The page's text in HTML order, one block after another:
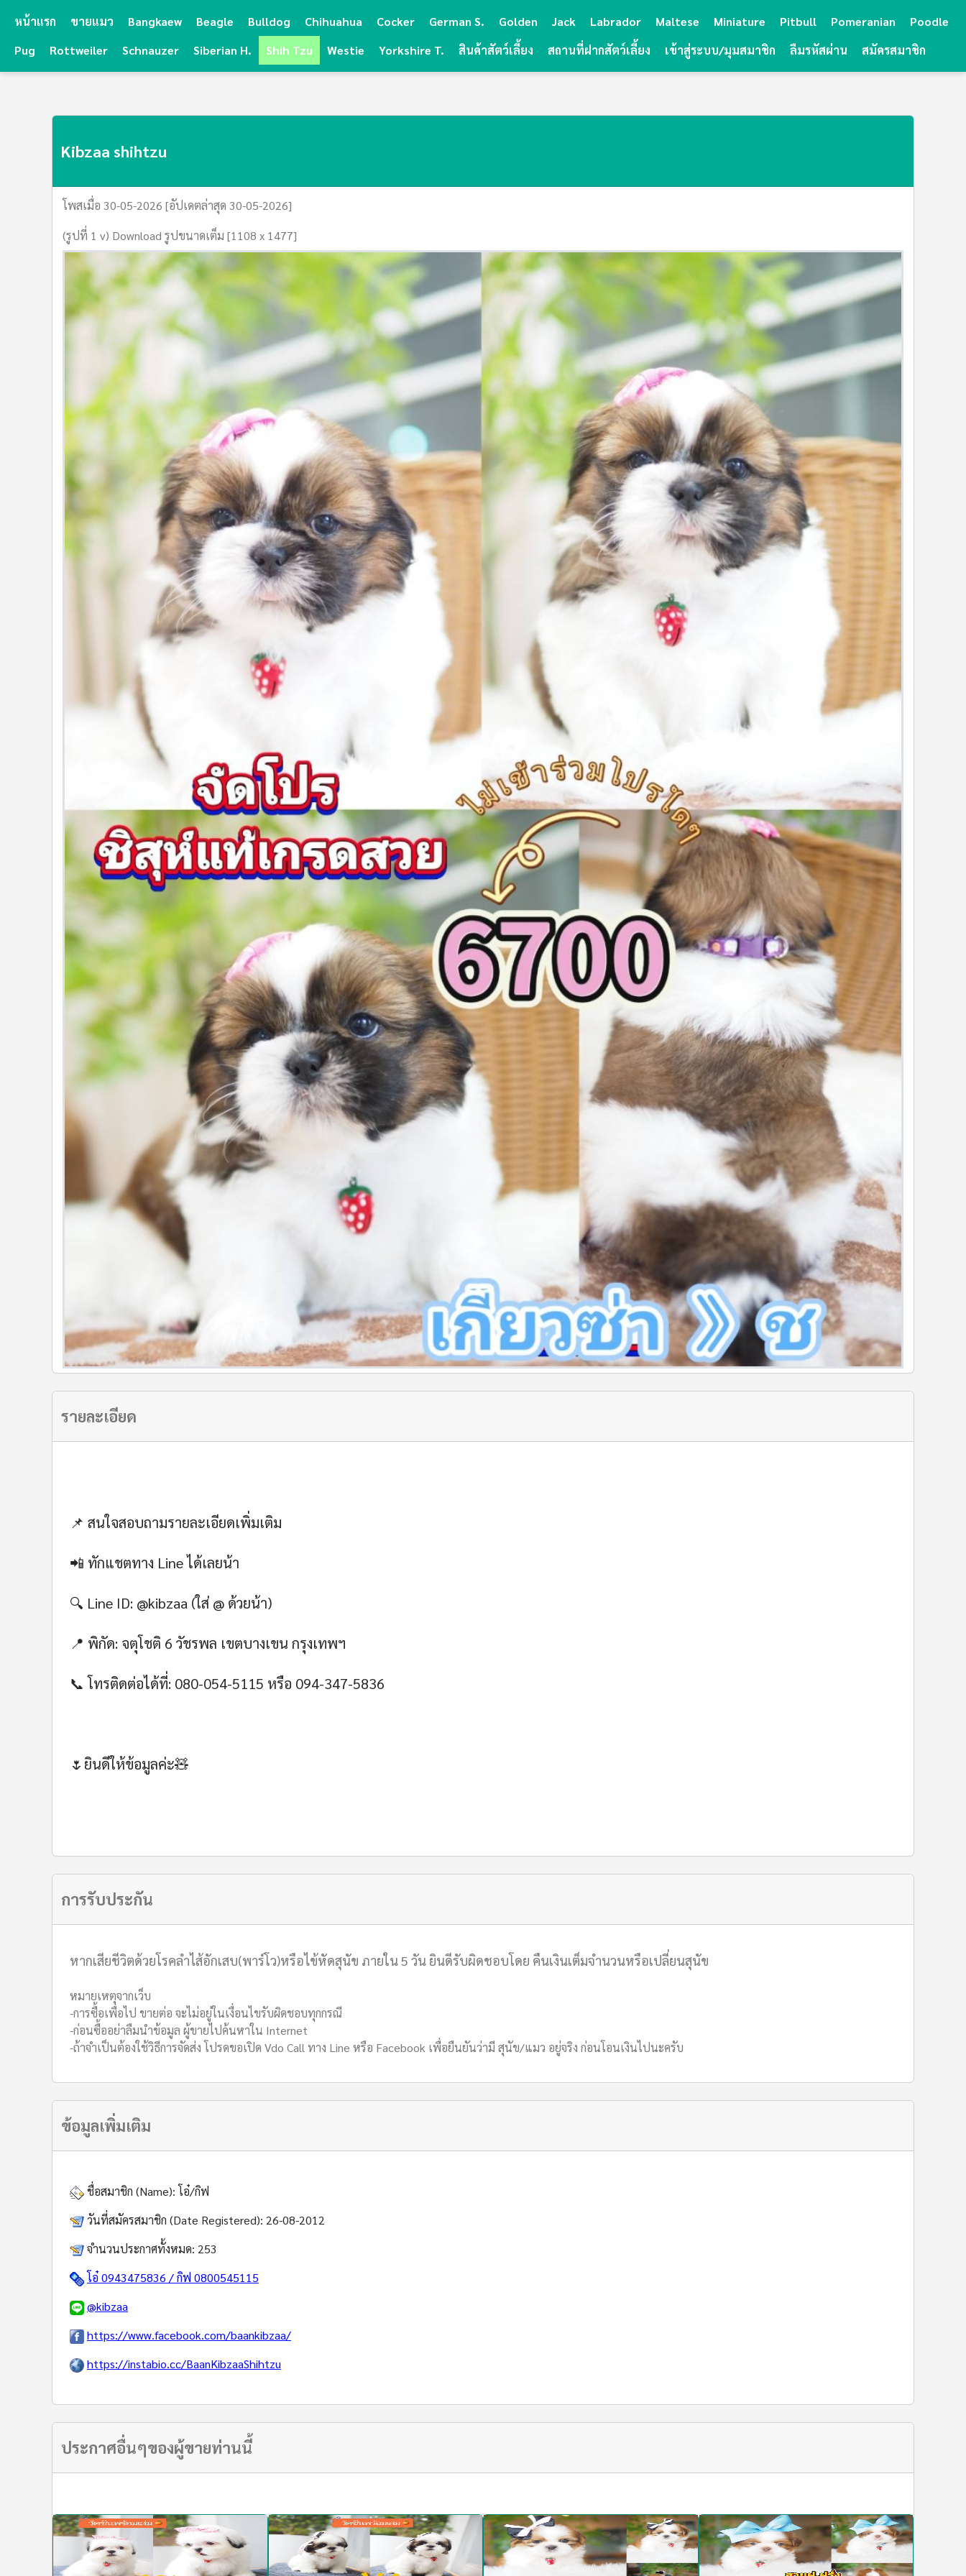
หน้าแรก ขายแมว Bangkaew Beagle Bulldog Chihuahua Cocker German S. Golden Jack Labrador Maltese Miniature Pitbull Pomeranian
Poodle
Pug
Rottweiler Schnauzer Siberian H. Shih Tzu Westie Yorkshire T. สินค้าสัตว์เลี้ยง สถานที่ฝากสัตว์เลี้ยง เข้าสู่ระบบ/มุมสมาชิก ลืมรหัสผ่าน สมัครสมาชิก
Kibzaa shihtzu
โพสเมื่อ 30-05-2026 [อัปเดตล่าสุด 30-05-2026]
(รูปที่ 1 v) Download รูปขนาดเต็ม [1108 x 1477]
รายละเอียด
📌 สนใจสอบถามรายละเอียดเพิ่มเติม
📲 ทักแชตทาง Line ได้เลยน้า
🔍 Line ID: @kibzaa (ใส่ @ ด้วยน้า)
📍 พิกัด: จตุโชติ 6 วัชรพล เขตบางเขน กรุงเทพฯ
📞 โทรติดต่อได้ที่: 080-054-5115 หรือ 094-347-5836
🌷ยินดีให้ข้อมูลค่ะ🧸
การรับประกัน
หากเสียชีวิตด้วยโรคลำไส้อักเสบ(พาร์โว)หรือไข้หัดสุนัข ภายใน 5 วัน ยินดีรับผิดชอบโดย คืนเงินเต็มจำนวนหรือเปลี่ยนสุนัข
หมายเหตุจากเว็บ
-การซื้อเพื่อไป ขายต่อ จะไม่อยู่ในเงื่อนไขรับผิดชอบทุกกรณี
-ก่อนซื้ออย่าลืมนำข้อมูล ผู้ขายไปค้นหาใน Internet
-ถ้าจำเป็นต้องใช้วิธีการจัดส่ง โปรดขอเปิด Vdo Call ทาง Line หรือ Facebook เพื่อยืนยันว่ามี สุนัข/แมว อยู่จริง ก่อนโอนเงินไปนะครับ
ข้อมูลเพิ่มเติม
ชื่อสมาชิก (Name): โอ๋/กิฟ
วันที่สมัครสมาชิก (Date Registered): 26-08-2012
จำนวนประกาศทั้งหมด: 253
โอ๋ 0943475836 / กิฟ 0800545115
@kibzaa
https://www.facebook.com/baankibzaa/
https://instabio.cc/BaanKibzaaShihtzu
ประกาศอื่นๆของผู้ขายท่านนี้